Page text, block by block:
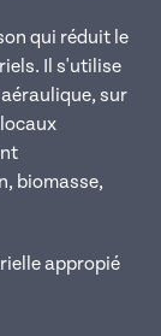
qui réduit le
Il s'utilise
sur
biomasse,
appropié